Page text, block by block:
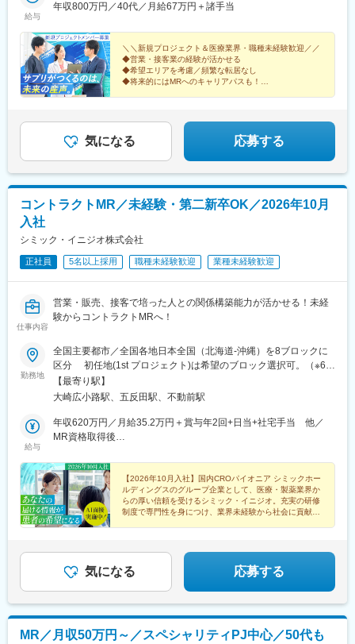
る費用は規定内で全額会社負担です。（例）・引っ越し費用・物
でのスタートを、会社がしっかりバックアップします！※受動喫煙
対策：屋内全面禁煙
給与
年収800万円／40代／月給67万円＋諸手当
＼＼新規プロジェクト＆医療業界・職種未経験歓迎／／
◆営業・接客業の経験が活かせる
◆希望エリアを考慮／頻繁な転居なし
◆将来的にはMRへのキャリアパスも！
気になる 応募する
コントラクトMR／未経験・第二新卒OK／2026年10月
入社
シミック・イニジオ株式会社
正社員 5名以上採用 職種未経験歓迎 業種未経験歓迎
仕事内容
営業・販売、接客で培った人との関係構築能力が活かせる！未経
験からコントラクトMRへ！
勤務地
全国主要都市／全国各地日本全国（北海道-沖縄）を8ブロックに
区分 初任地(1st プロジェクト)は希望のブロック選択可。（※6都
道府県以上、ブロック内での転居は必須） ※2ブロック以上の広
域内転勤可能な場合は入社一時金支給2ndプロジェクト以降は4ブ
西五反田7丁目7-7 SGスクエア【本社へのアクセス】 ・JR 山手線
「五反田駅」/都営地下鉄 浅草線「五反田駅」 徒歩6分・東急電
徒歩10分
【最寄り駅】
大崎広小路駅、五反田駅、不動前駅
給与
年収620万円／月給35.2万円＋賞与年2回+日当+社宅手当 他／
MR資格取得後
MR経験5年目
【2026年10月入社】国内CROパイオニア シミックホー
ルディングスのグループ企業として、医療・製薬業界か
らの厚い信頼を受けるシミック・イニジオ。充実の研修
制度で専門性を身につけ、業界未経験から社会に貢献す
気になる 応募する
MR／月収50万円～／スペシャリティPJ中心／50代も